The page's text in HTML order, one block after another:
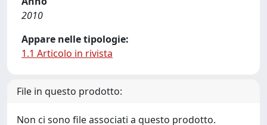
2010
Appare nelle tipologie:
1.1 Articolo in rivista
File in questo prodotto:
Non ci sono file associati a questo prodotto.